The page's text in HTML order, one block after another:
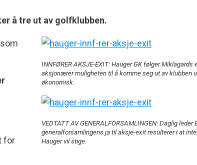
å tre ut av golfklubben.
INNFØRER AKSJE-EXIT: Hauger GK følger Miklagards
aksjonærer muligheten til å komme seg ut av klubben
økonomisk.
VEDTATT AV GENERALFORSAMLINGEN: Daglig leder
generalforsamlingens ja til aksje-exit resulterer i at
Hauger vil stige.
for